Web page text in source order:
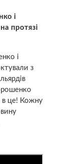
і
протязі
і
з
в це! Кожну